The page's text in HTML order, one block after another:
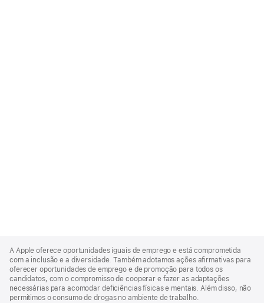
Footer
A Apple oferece oportunidades iguais de emprego e está comprometida
com a inclusão e a diversidade. Também adotamos ações afirmativas para
oferecer oportunidades de emprego e de promoção para todos os
candidatos, com o compromisso de cooperar e fazer as adaptações
necessárias para acomodar deficiências físicas e mentais. Além disso, não
permitimos o consumo de drogas no ambiente de trabalho.